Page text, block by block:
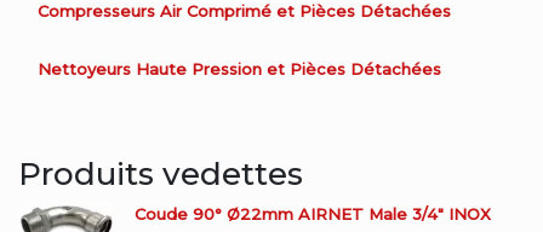
Compresseurs Air Comprimé et Pièces Détachées
Nettoyeurs Haute Pression et Pièces Détachées
Produits vedettes
Coude 90° Ø22mm AIRNET Male 3/4" INOX